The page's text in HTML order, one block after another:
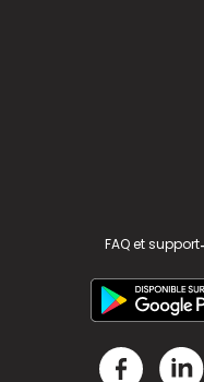
FAQ et support